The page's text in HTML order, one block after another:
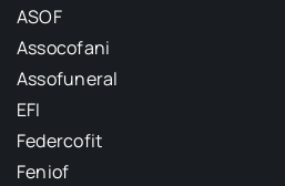
ASOF
Assocofani
Assofuneral
EFI
Federcofit
Feniof